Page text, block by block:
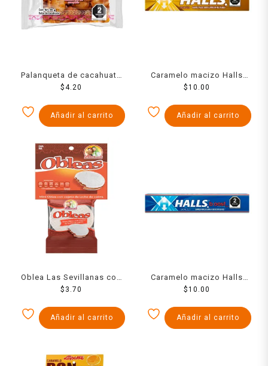
Palanqueta de cacahuate
Las Sevillanas 20 g
$4.20
Añadir al carrito
Caramelo macizo Halls
sabor limón con miel 9
$10.00
Añadir al carrito
Oblea Las Sevillanas con
cajeta de leche de cabra 1
$ 3.70
Añadir al carrito
Caramelo macizo Halls
sabor a Boost 9 pzas 25.2
$10.00
Añadir al carrito